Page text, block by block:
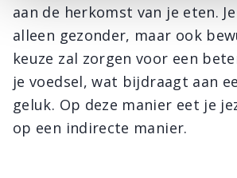
aan de herkomst van je eten.
alleen gezonder, maar ook
keuze zal zorgen voor een
je voedsel, wat bijdraagt aan
geluk. Op deze manier eet je
op een indirecte manier.